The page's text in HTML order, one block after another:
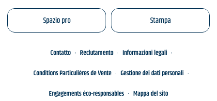
Spazio pro Stampa
Contatto Reclutamento
Informazioni legali
Conditions Particulières de Vente
Gestione dei dati personali
Engagements éco-responsables
Mappa del sito